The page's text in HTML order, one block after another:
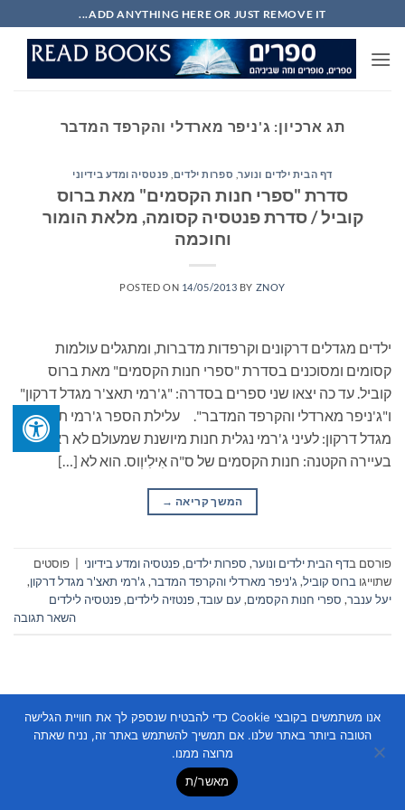
to
content
ADD ANYTHING HERE OR JUST REMOVE IT...
תג ארכיון: ג'ניפר מארדלי והקרפד המדבר
דף הבית ילדים ונוער, ספרות ילדים פנטסיה ומדע בידיוני
סדרת "ספרי חנות הקסמים" מאת ברוס
קוביל / סדרת פנטסיה קסומה, מלאת הומור
וחוכמה
POSTED ON 14/05/2013 BY ZNOY
ילדים מגדלים דרקונים וקרפדות מדברות, ומתגלים עולמות
קסומים ומסוכנים בסדרת "ספרי חנות הקסמים" מאת ברוס
קוביל. עד כה יצאו שני ספרים בסדרה: "ג'רמי תאצ'ר מגדל דרקון"
ו"ג'ניפר מארדלי והקרפד המדבר". עלילת הספר ג'רמי תאצ'ר
מגדל דרקון: לעיני ג'רמי נגלית חנות מיושנת שמעולם לא ראה
בעיירה הקטנה: חנות הקסמים של ס"ה אִילִיוְוס. הוא לא […]
המשך קריאה →
פורסם בדף הבית ילדים ונוער, ספרות ילדים,פנטסיה ומדע בידיוני
פוסטים
שתוייגו ברוס קוביל, ג'ניפר מארדלי והקרפד המדבר, ג'רמי תאצ'ר מגדל דרקון,
יעל ענבר, ספרי חנות הקסמים, עם עובד,פנטזיה לילדים,פנטסיה לילדים
השאר תגובה
אנו משתמשים בקובצי Cookie כדי להבטיח שנספק לך את חוויית הגלישה
הטובה ביותר באתר שלנו. אם תמשיך להשתמש באתר זה, נניח שאתה
מרוצה ממנו.
מאשר/ת